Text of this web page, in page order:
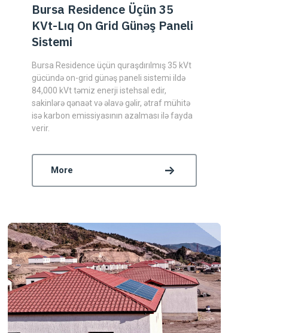
Bursa Residence Üçün 35
KVt-Lıq On Grid Günəş Paneli
Sistemi
Bursa Residence üçün quraşdırılmış 35 kVt
gücündə on-grid günəş paneli sistemi ildə
84,000 kVt təmiz enerji istehsal edir,
sakinlərə qənaət və əlavə gəlir, ətraf mühitə
isə karbon emissiyasının azalması ilə fayda
verir.
More